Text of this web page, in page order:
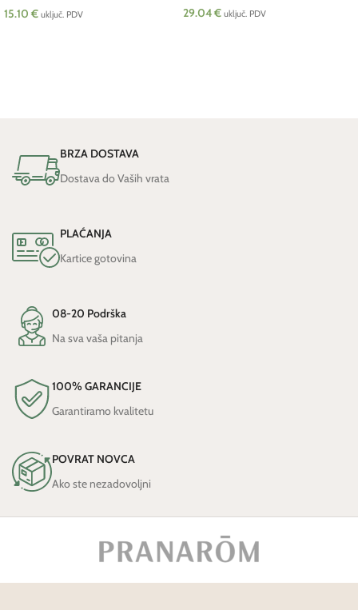
15.10 € uključ. PDV 29.04€ uključ. PDV
BRZA DOSTAVA
Dostava do Vaših vrata
PLAĆANJA
Kartice gotovina
08-20 Podrška
Na sva vaša pitanja
100% GARANCIJE
Garantiramo kvalitetu
POVRAT NOVCA
Ako ste nezadovoljni